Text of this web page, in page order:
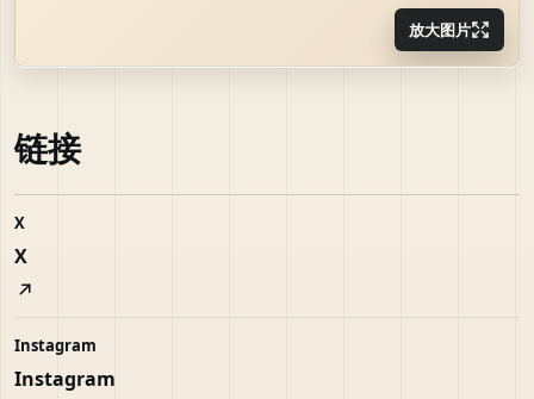
放大图片
链接
X
X
Instagram
Instagram